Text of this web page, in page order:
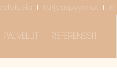
Tarjouspyynnöt
PALVELUT REFERENSSIT